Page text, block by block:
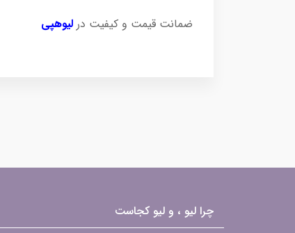
ضمانت قیمت و کیفیت در لیوهپی
چرا لیو ، و لیو کجاست